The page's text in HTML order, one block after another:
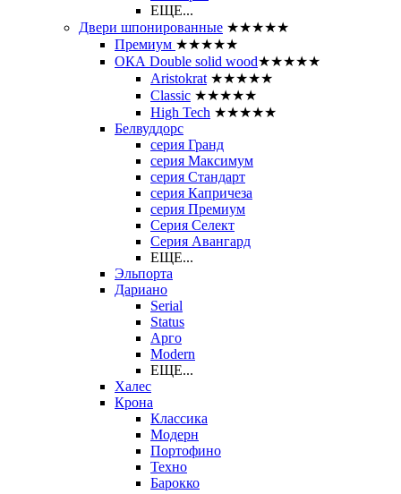
ЕЩЕ...
Двери шпонированные ★★★★★
Премиум ★★★★★
ОКА Double solid wood★★★★★
Aristokrat ★★★★★
Classic ★★★★★
High Tech ★★★★★
Белвуддорс
серия Гранд
серия Максимум
серия Стандарт
серия Капричеза
серия Премиум
Серия Селект
Серия Авангард
ЕЩЕ...
Эльпорта
Дариано
Serial
Status
Арго
Modern
ЕЩЕ...
Халес
Крона
Классика
Модерн
Портофино
Техно
Барокко